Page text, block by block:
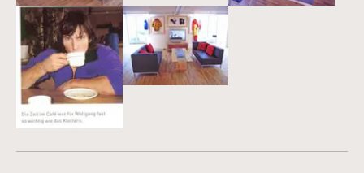
Vergrößerte Version anzeigenVergrößerte Version anzeigen